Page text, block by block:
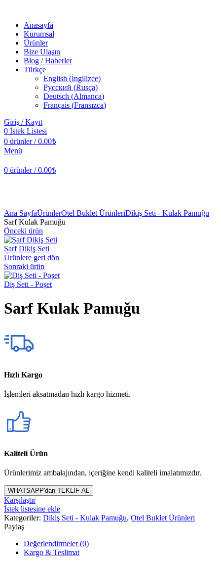
Anasayfa
Kurumsal
Ürünler
Bize Ulaşın
Blog / Haberler
Türkçe
English (İngilizce)
Русский (Rusça)
Deutsch (Almanca)
Français (Fransızca)
Giriş / Kayıt
0 İstek Listesi
0 ürünler / 0.00₺
Menü
0 ürünler / 0.00₺
Ana SayfaÜrünlerOtel Buklet ÜrünleriDikiş Seti - Kulak Pamuğu
Sarf Kulak Pamuğu
Önceki ürün
Sarf Dikiş Seti
Ürünlere geri dön
Sonraki ürün
Diş Seti - Poşet
Sarf Kulak Pamuğu
Hızlı Kargo
İşlemleri aksatmadan hızlı kargo hizmeti.
Kaliteli Ürün
Ürünlerimiz ambalajından, içeriğine kendi kaliteli imalatımızdır.
WHATSAPP'dan TEKLİF AL
Karşılaştır
İstek listesine ekle
Kategoriler: Dikiş Seti - Kulak Pamuğu, Otel Buklet Ürünleri
Paylaş
Değerlendirmeler (0)
Kargo & Teslimat